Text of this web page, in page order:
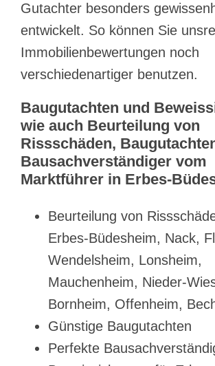
Gutachter besonders
entwickelt. So können Sie unsre
Immobilienbewertungen noch
verschiedenartiger benutzen.
Baugutachten und
wie auch Beurteilung von
Rissschäden,
Bausachverständiger vom
Marktführer in Erbes-
Beurteilung von
Erbes-Büdesheim, Nack,
Wendelsheim, Lonsheim,
Mauchenheim, Nieder-
Bornheim, Offenheim,
Günstige Baugutachten
Perfekte